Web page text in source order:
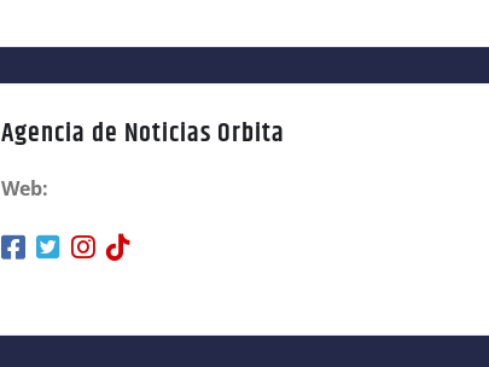
Agencia de Noticias Orbita
Web: